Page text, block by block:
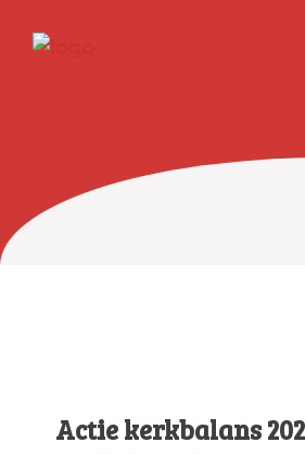
Actie kerkbalans